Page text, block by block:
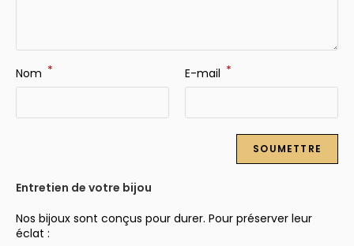
Nom * E-mail *
Entretien de votre bijou
Nos bijoux sont conçus pour durer. Pour préserver leur
éclat :